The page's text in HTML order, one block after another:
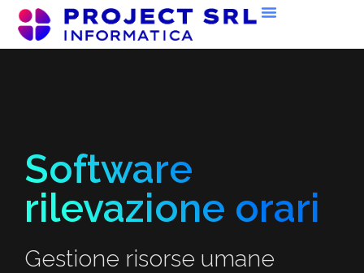
Software
rilevazione orari
Gestione risorse umane